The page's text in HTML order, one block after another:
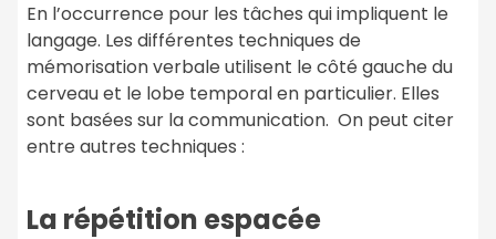
En l’occurrence pour les tâches qui impliquent le
langage. Les différentes techniques de
mémorisation verbale utilisent le côté gauche du
cerveau et le lobe temporal en particulier. Elles
sont basées sur la communication. On peut citer
entre autres techniques :
La répétition espacée